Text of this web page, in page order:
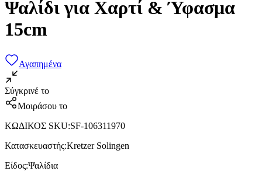
Ψαλίδι για Χαρτί & Ύφασμα
15cm
Αγαπημένα
Σύγκρινέ το
Μοιράσου το
ΚΩΔΙΚΟΣ SKU:SF-106311970
Κατασκευαστής:Kretzer Solingen
Είδος:Ψαλίδια